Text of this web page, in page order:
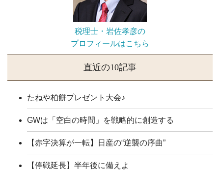
税理士・岩佐孝彦の
プロフィールはこちら
直近の10記事
たねや柏餅プレゼント大会♪
GWは「空白の時間」を戦略的に創造する
【赤字決算が一転】日産の“逆襲の序曲”
【停戦延長】半年後に備えよ